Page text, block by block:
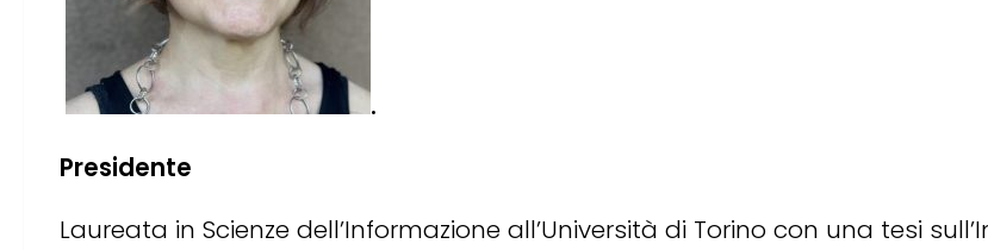
.
Presidente
Laureata in Scienze dell’Informazione all’Università di Torino con una tesi